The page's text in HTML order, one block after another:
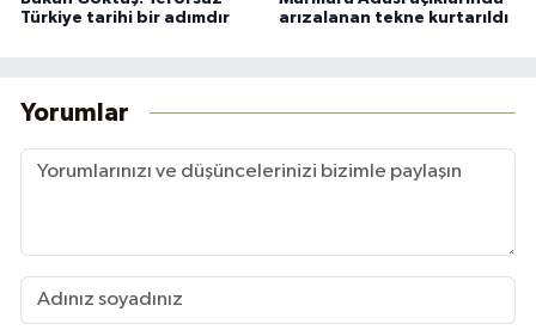
Türkiye tarihi bir adımdır
arızalanan tekne kurtarıldı
Yorumlar